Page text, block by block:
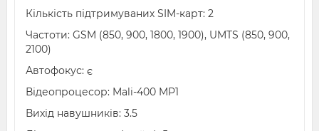
Кількість підтримуваних SIM-карт: 2
Частоти: GSM (850, 900, 1800, 1900), UMTS (850, 900,
2100)
Автофокус: є
Відеопроцесор: Mali-400 MP1
Вихід навушників: 3.5